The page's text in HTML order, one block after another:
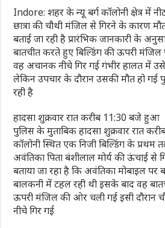
Indore: शहर के न्यू बर्ग कॉलोनी क्षेत्र में
छात्रा की चौथी मंजिल से गिरने के कारण
बताई जा रही है प्रारंभिक जानकारी के
बातचीत करते हुए बिल्डिंग की ऊपरी
वह अचानक नीचे गिर गई गंभीर हालत में
लेकिन उपचार के दौरान उसकी मौत हो
रही है
हादसा शुक्रवार रात करीब 11:30 बजे हुआ
पुलिस के मुताबिक हादसा शुक्रवार रात
कॉलोनी स्थित एक निजी बिल्डिंग के प्रथम
अवंतिका पिता बंशीलाल मोर्य की ऊंचाई से
बताया जा रहा है कि अवंतिका मोबाइल
बालकनी में टहल रही थी इसके बाद वह
ऊपरी मंजिल की ओर चली गई इसी दौरान
नीचे गिर गई